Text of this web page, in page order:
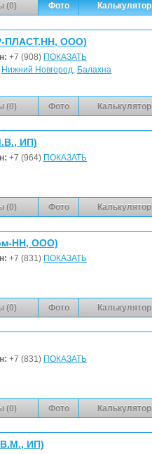
(0) Фото Калькулятор
ПЛАСТ.НН, ООО)
+7 (908) ПОКАЗАТЬ
Нижний Новгород, Балахна
(0) Фото Калькулятор
ИП)
+7 (964) ПОКАЗАТЬ
(0) Фото Калькулятор
НН, ООО)
+7 (831) ПОКАЗАТЬ
(0) Фото Калькулятор
+7 (831) ПОКАЗАТЬ
(0) Фото Калькулятор
В.М., ИП)